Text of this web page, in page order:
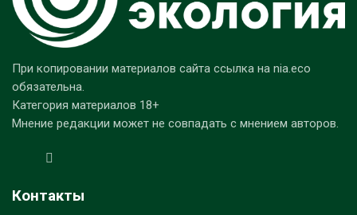
При копировании материалов сайта ссылка на nia.eco
обязательна.
Категория материалов 18+
Мнение редакции может не совпадать с мнением авторов.
Контакты